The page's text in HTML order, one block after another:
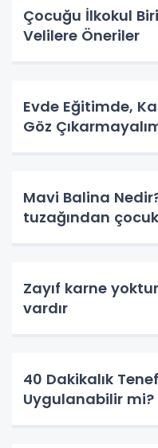
Çocuğu İlkokul
Velilere Öneriler
Evde Eğitimde,
Göz
Mavi Balina
tuzağından
Zayıf karne
vardır
40 Dakikalık
Uygulanabilir mi?